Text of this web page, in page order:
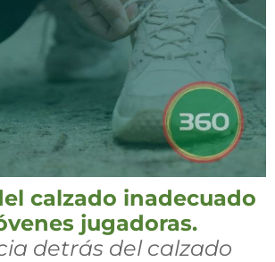
calzado inadecuado
jugadoras.
detrás del calzado